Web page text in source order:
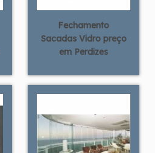
Fechamento
Sacadas Vidro preço
em Perdizes